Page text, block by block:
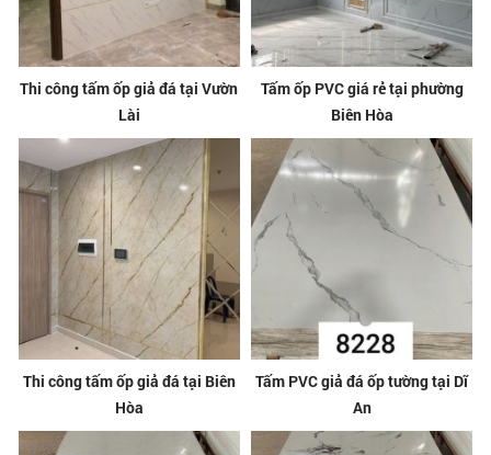
Thi công tấm ốp giả đá tại Vườn
Lài
Tấm ốp PVC giá rẻ tại phường
Biên Hòa
Thi công tấm ốp giả đá tại Biên
Hòa
Tấm PVC giả đá ốp tường tại Dĩ
An